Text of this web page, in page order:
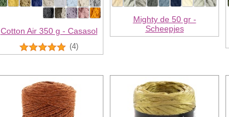
Cotton Air 350 g - Casasol
(4)
Mighty de 50 gr -
Scheepjes